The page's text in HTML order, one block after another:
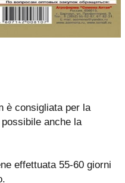
è consigliata per la
anche la
effettuata 55-60 giorni